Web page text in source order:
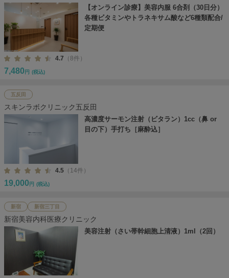
【オンライン診療】美容内服 6合剤（30日分）
各種ビタミンやトラネキサム酸など6種類配合/
定期便
4.7 （8件）
7,480 円 (税込)
五反田
スキンラボクリニック五反田
高濃度サーモン注射（ビタラン）1cc（鼻 or
目の下）手打ち［麻酔込］
4.5 （14件）
19,000 円 (税込)
新宿 新宿三丁目
新宿美容内科医療クリニック
美容注射（さい帯幹細胞上清液）1ml（2回）